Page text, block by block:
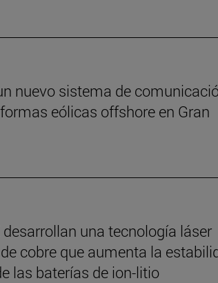
nuevo sistema de
eólicas offshore en Gran
desarrollan una tecnología láser
cobre que aumenta la
las baterías de ion-litio